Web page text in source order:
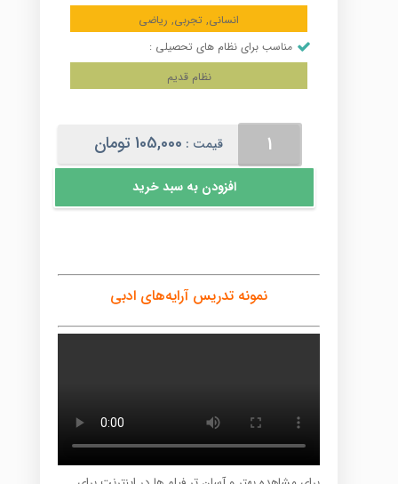
انسانی, تجربی, ریاضی
مناسب برای نظام های تحصیلی :
نظام قدیم
عدد
قیمت : 105,000 تومان
افزودن به سبد خرید
نمونه تدریس آرایه‌های ادبی